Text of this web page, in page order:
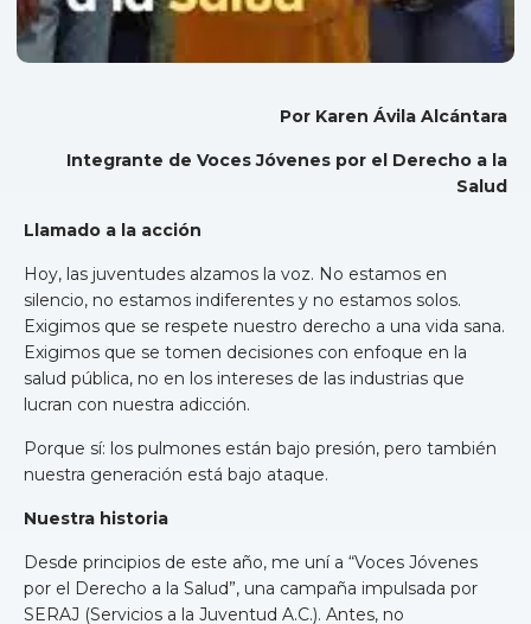
Por Karen Ávila Alcántara
Integrante de Voces Jóvenes por el Derecho a la
Salud
Llamado a la acción
Hoy, las juventudes alzamos la voz. No estamos en
silencio, no estamos indiferentes y no estamos solos.
Exigimos que se respete nuestro derecho a una vida sana.
Exigimos que se tomen decisiones con enfoque en la
salud pública, no en los intereses de las industrias que
lucran con nuestra adicción.
Porque sí: los pulmones están bajo presión, pero también
nuestra generación está bajo ataque.
Nuestra historia
Desde principios de este año, me uní a “Voces Jóvenes
por el Derecho a la Salud”, una campaña impulsada por
SERAJ (Servicios a la Juventud A.C.). Antes, no